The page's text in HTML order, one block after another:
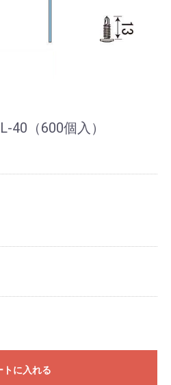
40（600個入）
トに入れる